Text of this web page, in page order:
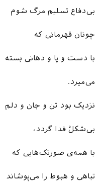
بی­‌دفاع تسلیم مرگ شوم
چونان قهرمانی که
با دست و پا و دهانی بسته
می‌میرد.
نزدیک بود تن و جان و دلم
بی‌شکلْ فدا گردد،
با همه‌ی صورتک‌هایی که
تباهی و هبوط را می‌پوشاند